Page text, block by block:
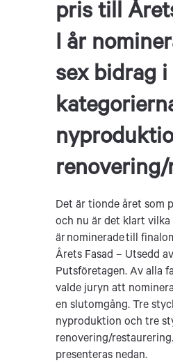
pris till
I år
sex bidrag i
Det är tionde året som
och nu är det klart vilka
är nominerade till
Årets Fasad – Utsedd
Putsföretagen. Av alla
valde juryn att
en slutomgång. Tre
nyproduktion och tre
renovering/
presenteras nedan.